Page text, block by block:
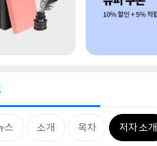
스 소개 목차 저자 소개